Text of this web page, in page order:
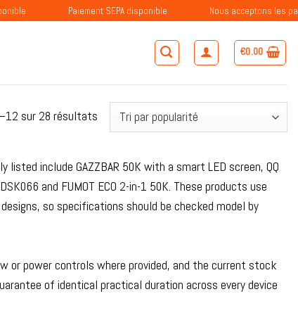
Paiement SEPA disponible Nous acceptons les paiements
€0.00
sur 28 résultatsTrié
par
include GAZZBAR 50K with a smart LED screen, QQ
and FUMOT ECO 2-in-1 50K. These products use
so specifications should be checked model by
or power controls where provided, and the current stock
of identical practical duration across every device